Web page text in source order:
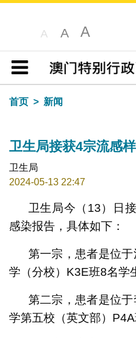
A A A
目录
首页
新闻
卫生局接获4宗流感
卫生局
2024-05-13 22:47
卫生局今（13）日
感染报告，具体如下：
第一宗，患者是位
学（分校）K3E班8名学
第二宗，患者是位
学第五校（英文部）